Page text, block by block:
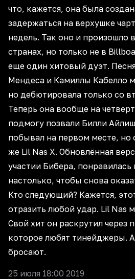
что, кажется, она была
задержаться на верхушке
недель. Так оно и произошло
странах, но только не в
еще один хитовый дуэт.
Мендеса и Камиллы Кабелло
но дебютировала только со
Теперь она вообще на
подмогу позвали Билли
побывал на первом месте, но
же Lil Nas X. Обновлённая
участии Бибера,
настолько, чтобы снова
Кто следующий? Кажется,
отразить любой удар. Lil Nas
Свой хит он раскрутил через
которое любят тинейджеры.
бросают.
25 июля 18:00 2019